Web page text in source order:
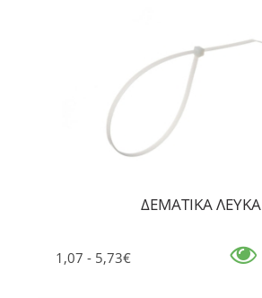
ΔΕΜΑΤΙΚΑ ΛΕΥΚΑ
1,07 - 5,73€